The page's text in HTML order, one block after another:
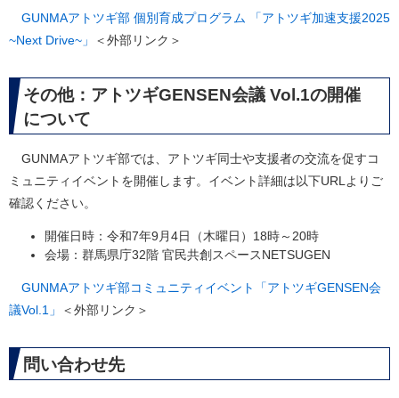
GUNMAアトツギ部 個別育成プログラム 「アトツギ加速支援2025
~Next Drive~​」
＜外部リンク＞
その他：アトツギGENSEN会議 Vol.1の開催
について
GUNMAアトツギ部では、アトツギ同士や支援者の交流を促すコ
ミュニティイベントを開催します。イベント詳細は以下URLよりご
確認ください。
開催日時：令和7年9月4日（木曜日）18時～20時
会場：群馬県庁32階 官民共創スペースNETSUGEN
GUNMAアトツギ部コミュニティイベント「アトツギGENSEN会
議Vol.1」
＜外部リンク＞
問い合わせ先